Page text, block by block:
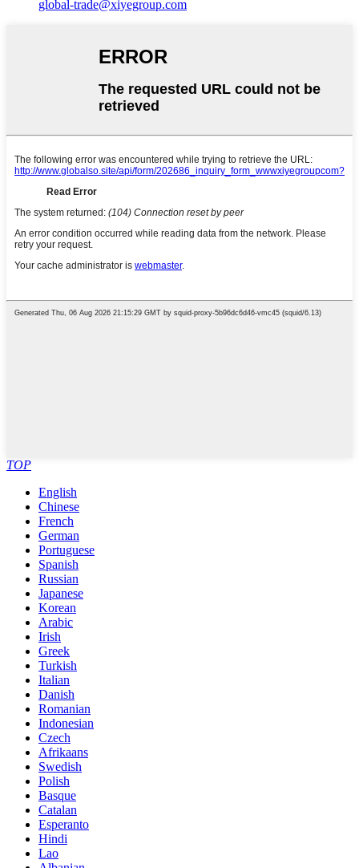
global-trade@xiyegroup.com
TOP
English
Chinese
French
German
Portuguese
Spanish
Russian
Japanese
Korean
Arabic
Irish
Greek
Turkish
Italian
Danish
Romanian
Indonesian
Czech
Afrikaans
Swedish
Polish
Basque
Catalan
Esperanto
Hindi
Lao